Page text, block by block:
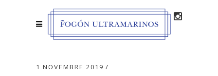
1 NOVEMBRE 2019